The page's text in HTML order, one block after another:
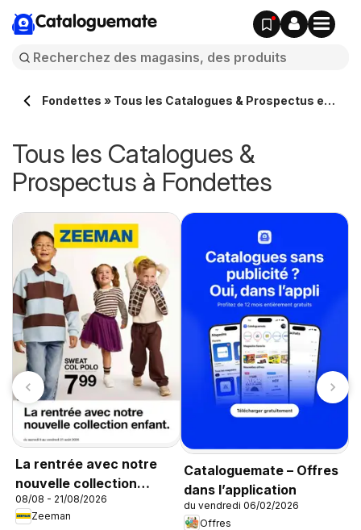
Cataloguemate
Fondettes » Tous les Catalogues & Prospectus en
Tous les Catalogues &
Prospectus à Fondettes
La rentrée avec notre
nouvelle collection
enfant
08/08 - 21/08/2026
Zeeman
Cataloguemate – Offres
dans l’application
du vendredi 06/02/2026
Offres